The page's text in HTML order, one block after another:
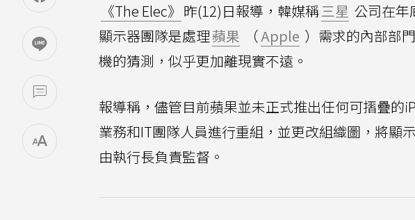
《The Elec》 昨(12)日報導，韓媒稱三星 公司在年
顯示器團隊是處理蘋果 （Apple ）需求的內部部
機的猜測，似乎更加離現實不遠。
報導稱，儘管目前蘋果並未正式推出任何可摺疊的
業務和IT團隊人員進行重組，並更改組織圖，將顯
由執行長負責監督。